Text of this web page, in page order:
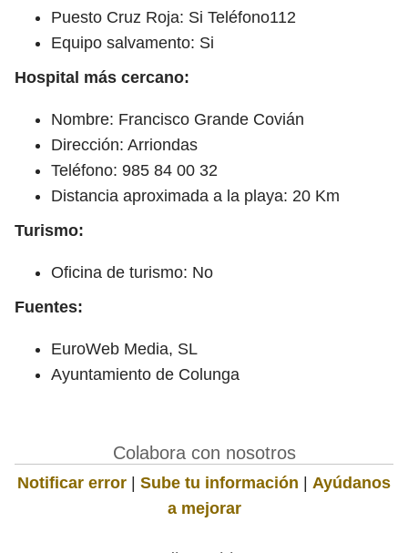
Puesto Cruz Roja: Si Teléfono112
Equipo salvamento: Si
Hospital más cercano:
Nombre: Francisco Grande Covián
Dirección: Arriondas
Teléfono: 985 84 00 32
Distancia aproximada a la playa: 20 Km
Turismo:
Oficina de turismo: No
Fuentes:
EuroWeb Media, SL
Ayuntamiento de Colunga
Colabora con nosotros
Notificar error | Sube tu información | Ayúdanos
a mejorar